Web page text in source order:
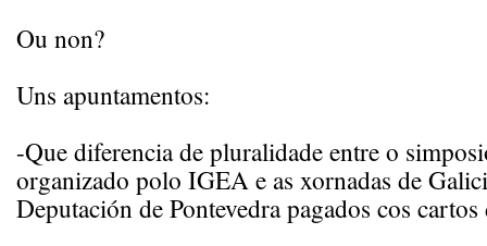
Ou non?
Uns apuntamentos:
-Que diferencia de pluralidade entre o
organizado polo IGEA e as xornadas de
Deputación de Pontevedra pagados cos